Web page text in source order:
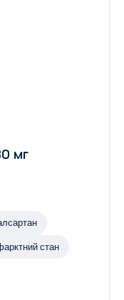
мг
стан